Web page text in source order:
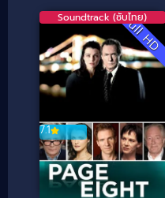
Full HD
7.1
Soundtrack (ซับไทย)